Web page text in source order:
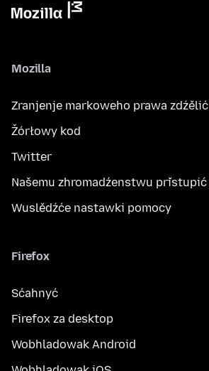
Mozilla
Zranjenje markoweho prawa zdźělić
Žórłowy kod
Twitter
Našemu zhromadźenstwu přistupić
Wuslědźće nastawki pomocy
Firefox
Sćahnyć
Firefox za desktop
Wobhladowak Android